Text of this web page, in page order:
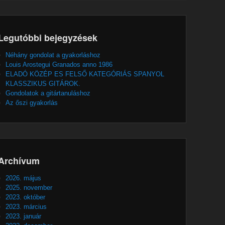
bejegyzések
Néhány gondolat a gyakorláshoz
Louis Arostegui Granados anno 1986
ELADÓ KÖZÉP ES FELSŐ KATEGÓRIÁS SPANYOL
KLASSZIKUS GITÁROK.
Gondolatok a gitártanuláshoz
Az őszi gyakorlás
2026. május
2025. november
2023. október
2023. március
2023. január